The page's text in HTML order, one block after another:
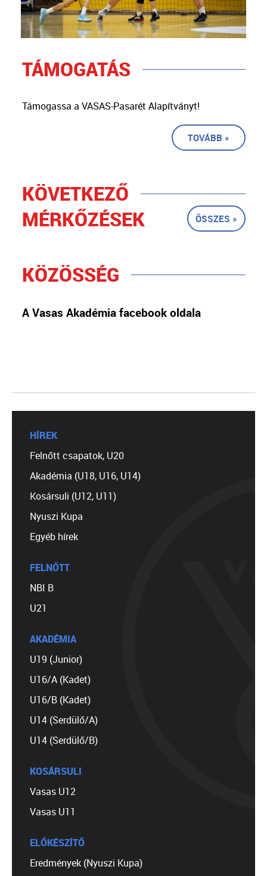
TÁMOGATÁS
Támogassa a VASAS-Pasarét Alapítványt!
TOVÁBB »
KÖVETKEZŐ
MÉRKŐZÉSEK
ÖSSZES »
KÖZÖSSÉG
A Vasas Akadémia facebook oldala
HÍREK
Felnőtt csapatok, U20
Akadémia (U18, U16, U14)
Kosársuli (U12, U11)
Nyuszi Kupa
Egyéb hírek
FELNŐTT
NBI B
U21
AKADÉMIA
U19 (Junior)
U16/A (Kadet)
U16/B (Kadet)
U14 (Serdülő/A)
U14 (Serdülő/B)
KOSÁRSULI
Vasas U12
Vasas U11
ELŐKÉSZÍTŐ
Eredmények (Nyuszi Kupa)